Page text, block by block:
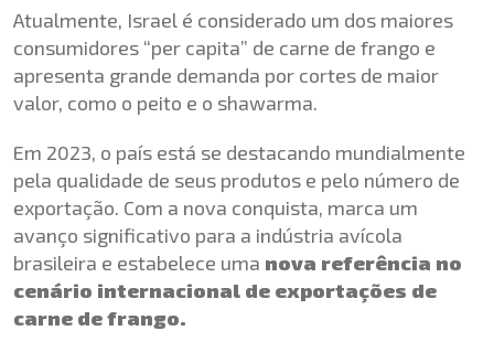
Atualmente, Israel é considerado um dos maiores
consumidores “per capita” de carne de frango e
apresenta grande demanda por cortes de maior
valor, como o peito e o shawarma.
Em 2023, o país está se destacando mundialmente
pela qualidade de seus produtos e pelo número de
exportação. Com a nova conquista, marca um
avanço significativo para a indústria avícola
brasileira e estabelece uma nova referência no
cenário internacional de exportações de
carne de frango.